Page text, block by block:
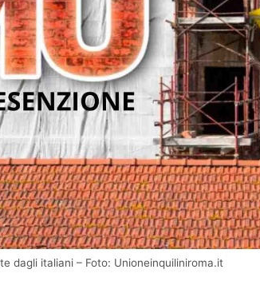
dagli italiani – Foto: Unioneinquiliniroma.it